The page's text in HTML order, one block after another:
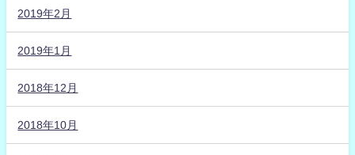
2019年2月
2019年1月
2018年12月
2018年10月